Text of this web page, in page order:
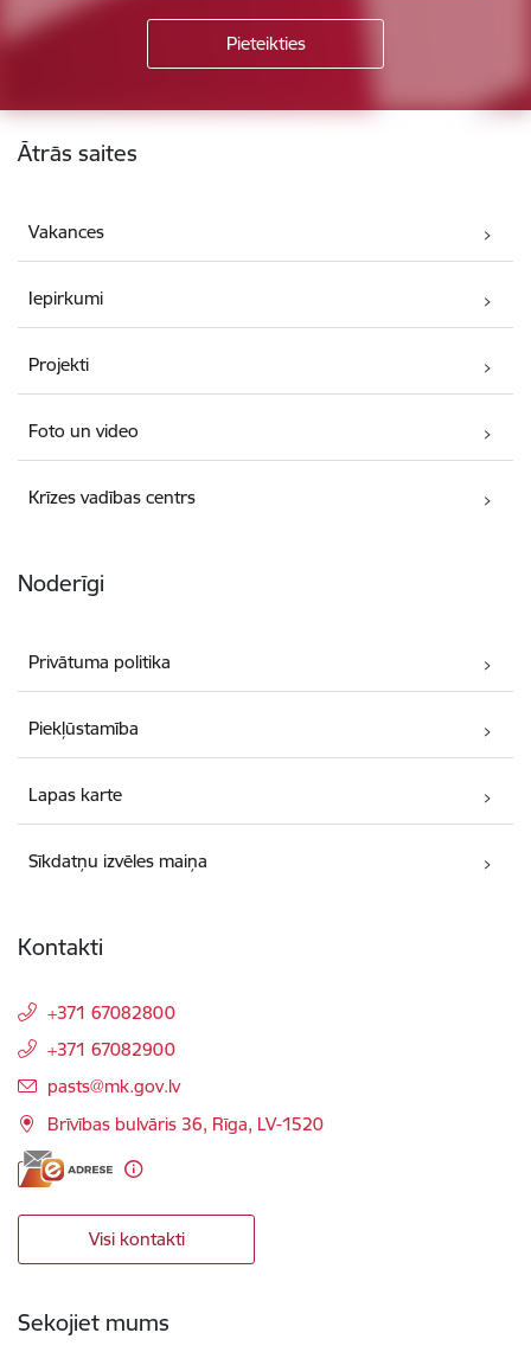
Kājene
Ātrās saites
Vakances
Iepirkumi
Projekti
Foto un video
Krīzes vadības centrs
Noderīgi
Privātuma politika
Piekļūstamība
Lapas karte
Sīkdatņu izvēles maiņa
Kontakti
+371 67082800
+371 67082900
E-pasts:
pasts@mk.gov.lv
Brīvības bulvāris 36, Rīga, LV-1520
Visi kontakti
Sekojiet mums